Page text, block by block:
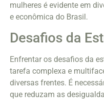
mulheres é evidente em
e econômica do Brasil.
Desafios da
Enfrentar os desafios da
tarefa complexa e
diversas frentes. É
que reduzam as